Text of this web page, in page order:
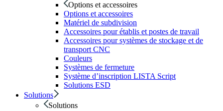
Options et accessoires
Options et accessoires
Matériel de subdivision
Accessoires pour établis et postes de travail
Accessoires pour systèmes de stockage et de
transport CNC
Couleurs
Systèmes de fermeture
Système d’inscription LISTA Script
Solutions ESD
Solutions
Solutions